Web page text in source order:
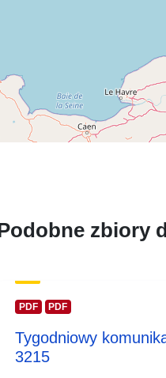
zbiory
PDF PDF
Tygodniowy
3215